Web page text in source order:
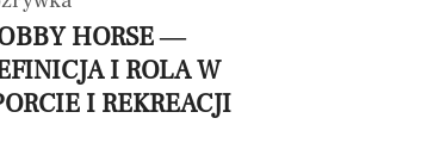
HORSE —
I ROLA W
I REKREACJI